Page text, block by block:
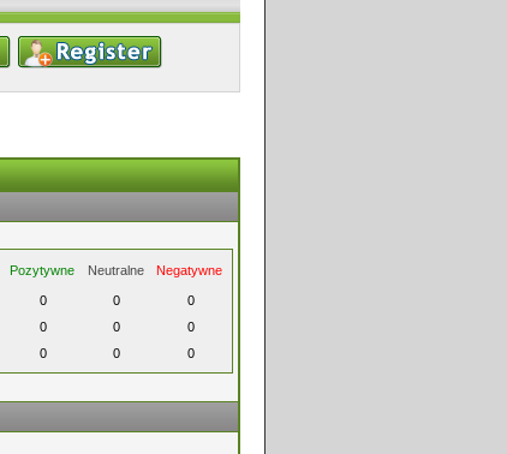
Pozytywne Neutralne Negatywne
0 0
0
0 0
0
0 0 0